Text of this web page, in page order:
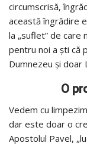
circumscrisă,
această îngrădire
la „suflet” de care
pentru noi a şti că
Dumnezeu şi doar
O
Vedem cu
dar este doar o
Apostolul Pavel,